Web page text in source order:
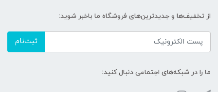
از تخفیف‌ها و جدیدترین‌های فروشگاه ما باخبر شوید:
ثبت‌نام
ما را در شبکه‌های اجتماعی دنبال کنید: